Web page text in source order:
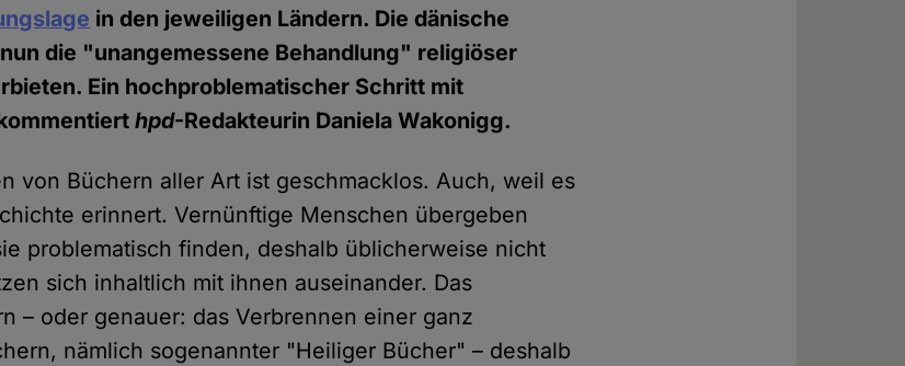
in den jeweiligen Ländern. Die dänische
die "unangemessene Behandlung" religiöser
Ein hochproblematischer Schritt mit
hpd-Redakteurin Daniela Wakonigg.
von Büchern aller Art ist geschmacklos. Auch, weil es
erinnert. Vernünftige Menschen übergeben
problematisch finden, deshalb üblicherweise nicht
sich inhaltlich mit ihnen auseinander. Das
– oder genauer: das Verbrennen einer ganz
nämlich sogenannter "Heiliger Bücher" – deshalb